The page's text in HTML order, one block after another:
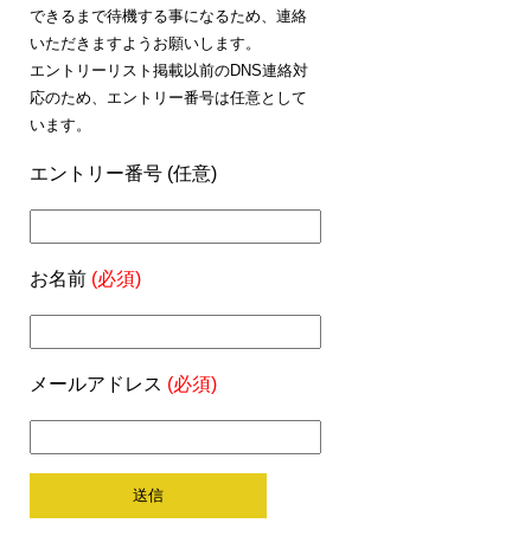
できるまで待機する事になるため、連絡
いただきますようお願いします。
エントリーリスト掲載以前のDNS連絡対
応のため、エントリー番号は任意として
います。
エントリー番号 (任意)
お名前 (必須)
メールアドレス (必須)